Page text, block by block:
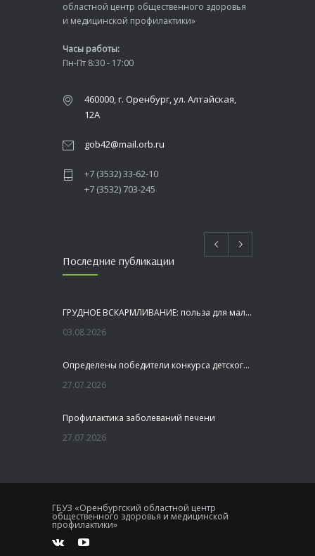
областной центр общественного здоровья
и медицинской профилактики»
Часы работы:
Пн-Пт 8:30 - 17:00
460000, г. Оренбург, ул. Алтайская,
12А
gob42@mail.orb.ru
+7 (3532) 33-62-10
+7 (3532) 703-245
Последние публикации
ГРУДНОЕ ВСКАРМЛИВАНИЕ: польза для малыша и мамы
03.08.2026
Определены победители конкурса детского рисунка «Я шагаю по Оренбуржью»
27.07.2026
Профилактика заболеваний печени
27.07.2026
Как сохранить здоровье головного мозга
20.07.2026
ГБУЗ «Оренбургский областной центр
общественного здоровья и медицинской
профилактики»